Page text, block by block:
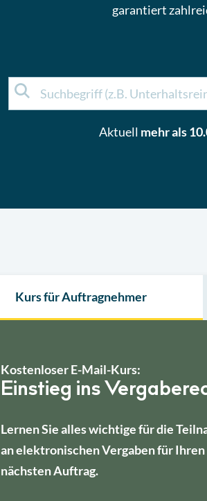
garantiert
Aktuell mehr als
Kurs für Auftragnehmer
Kostenloser E-Mail-Kurs:
Einstieg ins
Lernen Sie alles wichtige für die
an elektronischen Vergaben für Ihren
nächsten Auftrag.